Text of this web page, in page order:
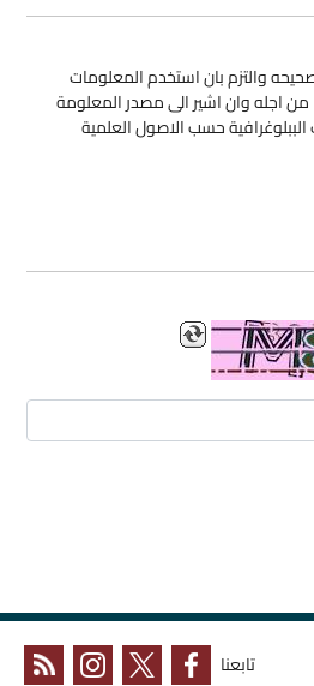
والتزم بان استخدم المعلومات
اجله وان اشير الى مصدر المعلومة
حسب الاصول العلمية
تابعنا